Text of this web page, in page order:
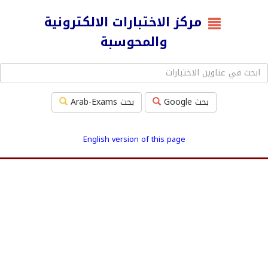
مركز الاختبارات الالكترونية
والمحوسبة
بحث Google بحث Arab-Exams
English version of this page